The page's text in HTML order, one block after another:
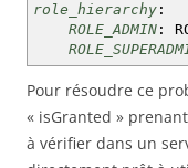
role_hierarchy :
ROLE_ADMIN :
Pour résoudre ce
« isGranted »
à vérifier dans un